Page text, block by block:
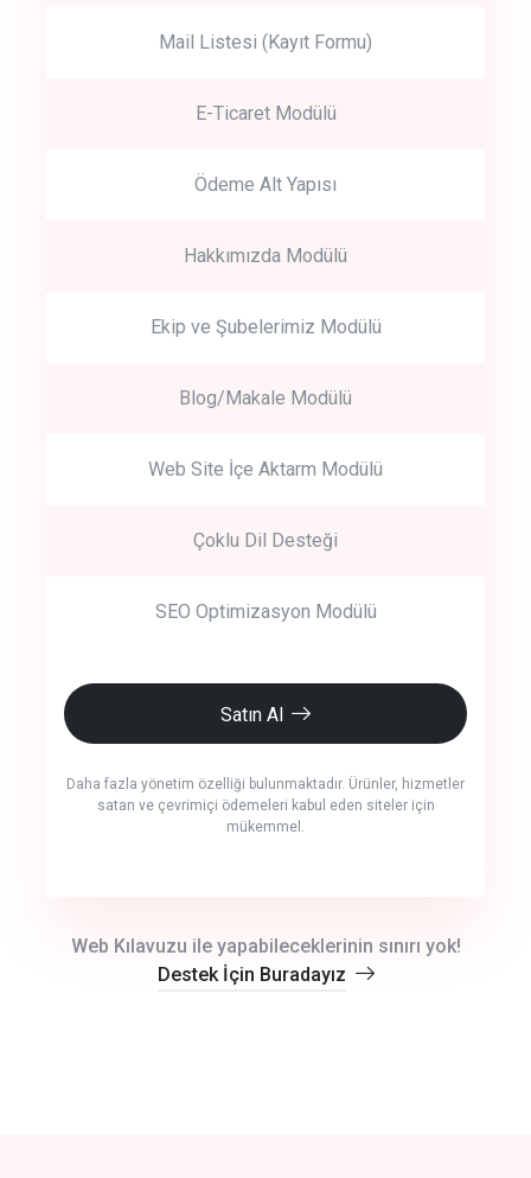
Mail Listesi (Kayıt Formu)
E-Ticaret Modülü
Ödeme Alt Yapısı
Hakkımızda Modülü
Ekip ve Şubelerimiz Modülü
Blog/Makale Modülü
Web Site İçe Aktarm Modülü
Çoklu Dil Desteği
SEO Optimizasyon Modülü
Satın Al
Daha fazla yönetim özelliği bulunmaktadır. Ürünler, hizmetler
satan ve çevrimiçi ödemeleri kabul eden siteler için
mükemmel.
Web Kılavuzu ile yapabileceklerinin sınırı yok!
Destek İçin Buradayız